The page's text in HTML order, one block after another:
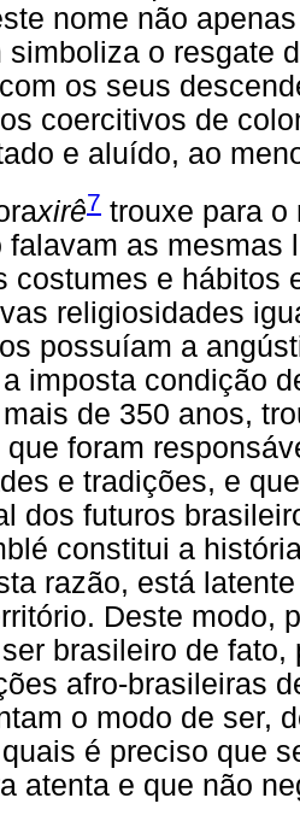
nome não
simboliza o resgate
os seus
coercitivos de
e aluído, ao
xirê7 trouxe para o
falavam as mesmas
costumes e hábitos
religiosidades
possuíam a
imposta condição
de 350 anos,
que foram
e tradições, e
dos futuros
constitui a
razão, está
Deste modo,
brasileiro de
afro-brasileiras
o modo de ser,
é preciso que
atenta e que não